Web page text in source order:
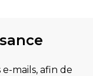
mails, afin de